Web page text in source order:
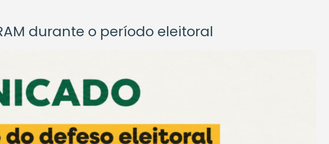
durante o período eleitoral